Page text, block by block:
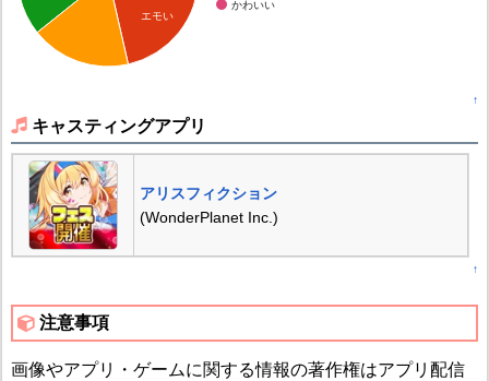
かわいい
エモい
↑
キャスティングアプリ
アリスフィクション
(WonderPlanet Inc.)
↑
注意事項
画像やアプリ・ゲームに関する情報の著作権はアプリ配信